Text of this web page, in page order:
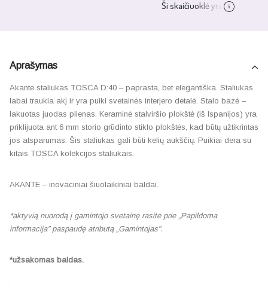
Aprašymas
Akante staliukas TOSCA D:40 – paprasta, bet elegantiška. Staliukas
labai traukia akį ir yra puiki svetainės interjero detalė. Stalo bazė –
lakuotas juodas plienas. Keraminė stalviršio plokštė (iš Ispanijos) yra
priklijuota ant 6 mm storio grūdinto stiklo plokštės, kad būtų užtikrintas
jos atsparumas. Šis staliukas gali būti kelių aukščių. Puikiai dera su
kitais TOSCA kolekcijos staliukais.
AKANTE – inovaciniai šiuolaikiniai baldai.
*aktyvią nuorodą į gamintojo svetainę rasite prie „Papildoma
informacija” paspaudę atributą „Gamintojas”.
*užsakomas baldas.